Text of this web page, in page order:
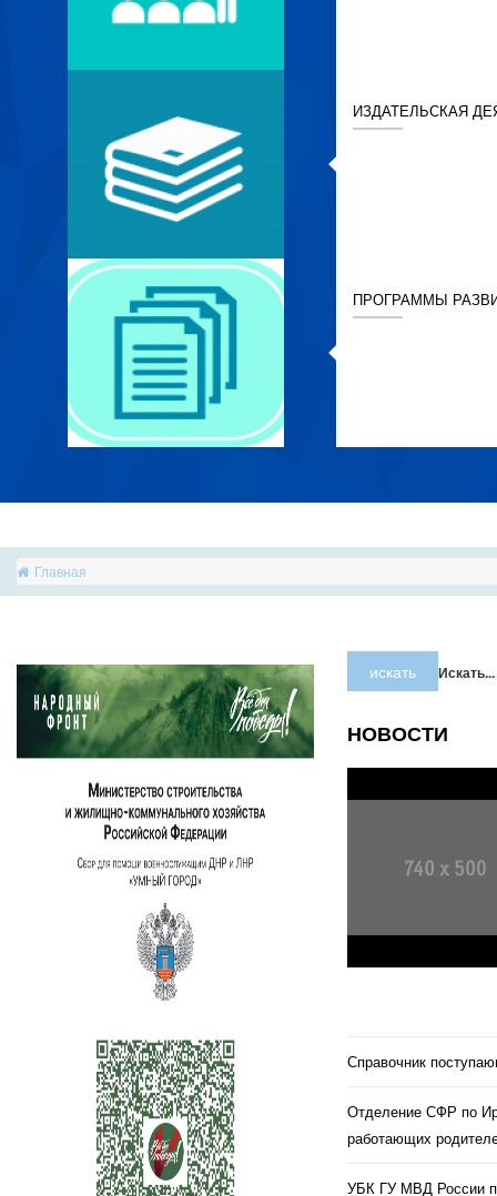
ИЗДАТЕЛЬСКАЯ
ПРОГРАММЫ
Главная
искать Искать...
НОВОСТИ
Справочник
Отделение СФР по
работающих
УБК ГУ МВД России